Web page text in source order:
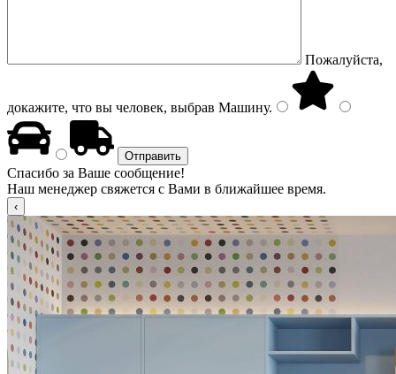
Пожалуйста,
докажите, что вы человек, выбрав Машину.
Спасибо за Ваше сообщение!
Наш менеджер свяжется с Вами в ближайшее время.